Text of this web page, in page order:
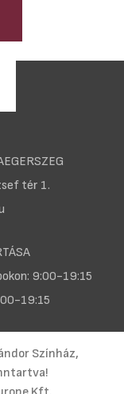
9:00-19:15
19:15
tér 1.
Színház,